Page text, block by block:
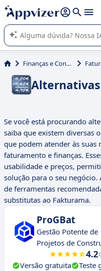
de nossa IA (várias linhas com
A IA do Appvizer o orienta no
SaaS para sua empresa.
Finanças e Contabilidade
Se você está procurando
saiba que existem diversas
que podem atender às suas
faturamento e finanças.
usabilidade e preços,
solução para o seu
de ferramentas
substitutas ao Fakturama.
ProGBat
Gestão Potente de
Projetos de
4.2
Versão gratuita Teste